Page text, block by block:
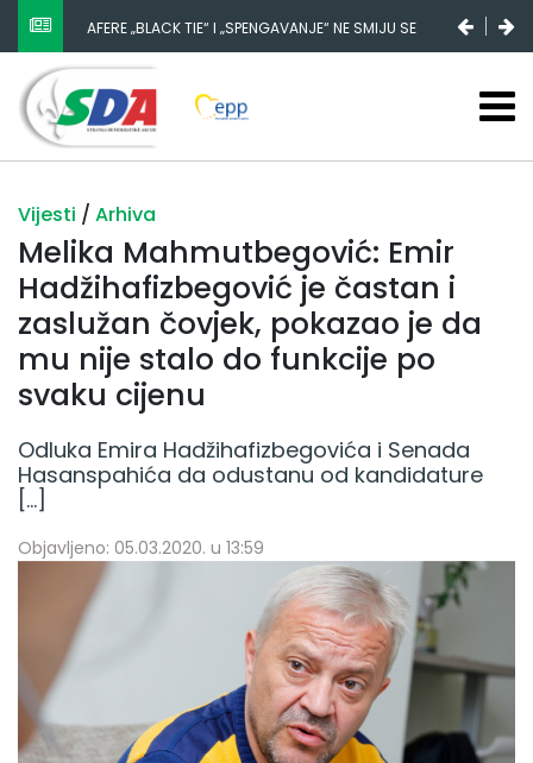
AFERE „BLACK TIE“ I „SPENGAVANJE“ NE SMIJU SE
ZATAŠKATI
Vijesti / Arhiva
Melika Mahmutbegović: Emir
Hadžihafizbegović je častan i
zaslužan čovjek, pokazao je da
mu nije stalo do funkcije po
svaku cijenu
Odluka Emira Hadžihafizbegovića i Senada
Hasanspahića da odustanu od kandidature
[…]
Objavljeno: 05.03.2020. u 13:59